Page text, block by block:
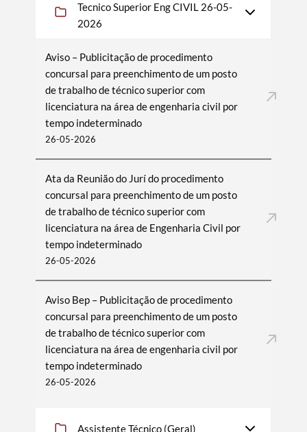
Termo de Pesquisa
Tecnico Superior Eng CIVIL 26-05-
2026
Aviso – Publicitação de procedimento
concursal para preenchimento de um posto
de trabalho de técnico superior com
licenciatura na área de engenharia civil por
tempo indeterminado
26-05-2026
Ata da Reunião do Jurí do procedimento
concursal para preenchimento de um posto
de trabalho de técnico superior com
licenciatura na área de Engenharia Civil por
tempo indeterminado
26-05-2026
Aviso Bep – Publicitação de procedimento
concursal para preenchimento de um posto
de trabalho de técnico superior com
licenciatura na área de engenharia civil por
tempo indeterminado
26-05-2026
Assistente Técnico (Geral)